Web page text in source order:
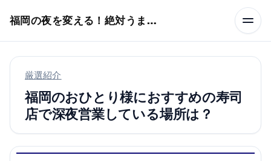
福岡の夜を変える！絶対うまい店
厳選紹介
福岡のおひとり様におすすめの寿司
店で深夜営業している場所は？